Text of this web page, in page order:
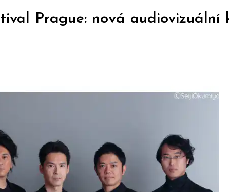
Prague: nová audiovizuální